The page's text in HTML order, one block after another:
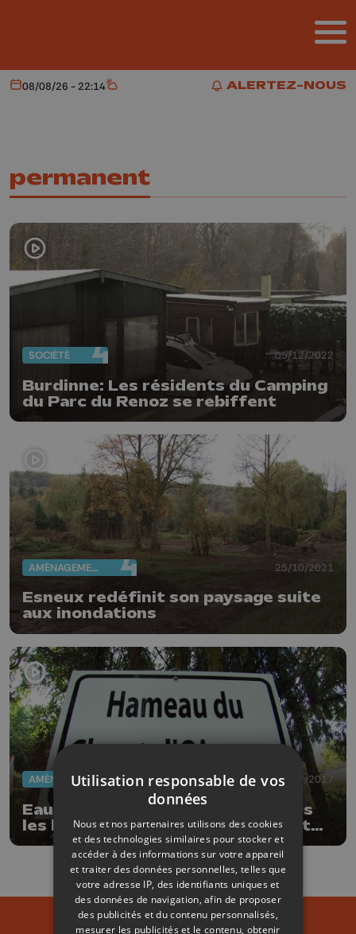
ALERTEZ-NOUS
ALERTEZ-NOUS
Aujourd'hui
08/08/26 - 22:14 Météo
permanent
SOCIÉTÉ 05/12/2022
Burdinne: Les résidents du Camping
du Parc du Renoz se rebiffent
AMÉNAGEMENT DU TERRITOIRE 25/10/2021
Esneux redéfinit son paysage suite
aux inondations
AMÉNAGEMENT DU TERRITOIRE 10/07/2017
Eau courante désormais pour tous
les habitants du Hameau du Chant
d'Oiseaux
Utilisation responsable de vos
données
Nous et nos partenaires utilisons des cookies
et des technologies similaires pour stocker et
accéder à des informations sur votre appareil
et traiter des données personnelles, telles que
votre adresse IP, des identifiants uniques et
des données de navigation, afin de proposer
des publicités et du contenu personnalisés,
mesurer les publicités et le contenu, obtenir